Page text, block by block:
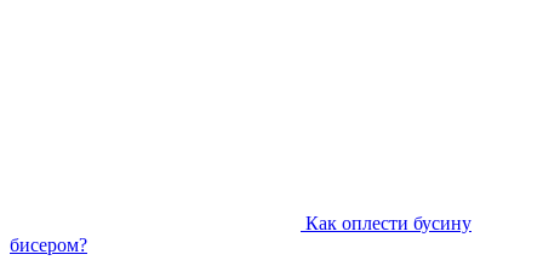
Как оплести бусину
бисером?